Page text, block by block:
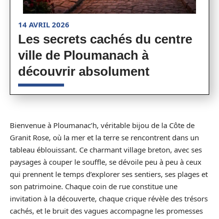
14 AVRIL 2026
Les secrets cachés du centre
ville de Ploumanach à
découvrir absolument
Bienvenue à Ploumanac’h, véritable bijou de la Côte de
Granit Rose, où la mer et la terre se rencontrent dans un
tableau éblouissant. Ce charmant village breton, avec ses
paysages à couper le souffle, se dévoile peu à peu à ceux
qui prennent le temps d’explorer ses sentiers, ses plages et
son patrimoine. Chaque coin de rue constitue une
invitation à la découverte, chaque crique révèle des trésors
cachés, et le bruit des vagues accompagne les promesses